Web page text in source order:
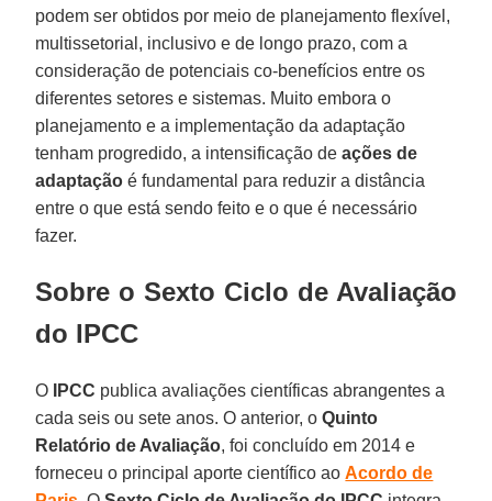
podem ser obtidos por meio de planejamento flexível,
multissetorial, inclusivo e de longo prazo, com a
consideração de potenciais co-benefícios entre os
diferentes setores e sistemas. Muito embora o
planejamento e a implementação da adaptação
tenham progredido, a intensificação deações de
adaptação é fundamental para reduzir a distância
entre o que está sendo feito e o que é necessário
fazer.
Sobre o Sexto Ciclo de Avaliação
do IPCC
O IPCC publica avaliações científicas abrangentes a
cada seis ou sete anos. O anterior, oQuinto
Relatório de Avaliação, foi concluído em 2014 e
forneceu o principal aporte científico aoAcordo de